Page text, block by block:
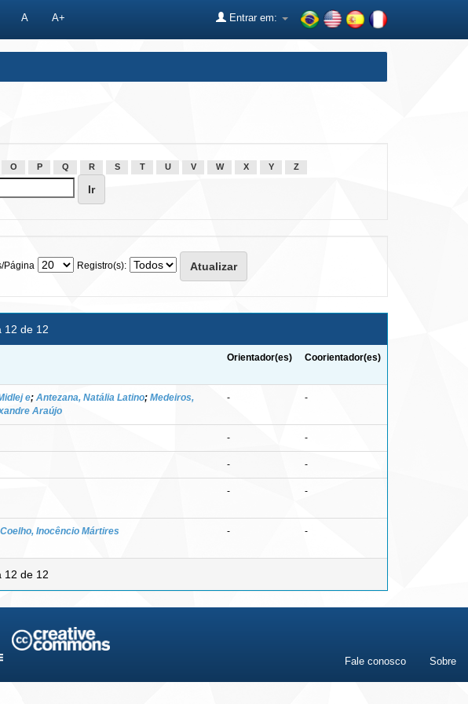
A A+ Entrar em:
O P Q R S T U V W X Y Z
Página Registro(s):
12 de 12
Orientador(es) Coorientador(es)
e; Antezana, Natália Latino; Medeiros,
Araújo
- -
- -
- -
- -
Coelho, Inocêncio Mártires - -
12 de 12
Fale conosco Sobre